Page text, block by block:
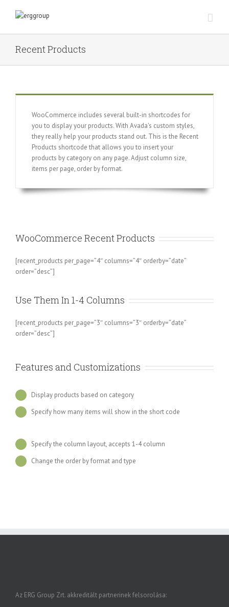
Recent Products
WooCommerce includes several built-in shortcodes for
you to display your products. With Avada's custom styles,
they really help your products stand out. This is the Recent
Products shortcode that allows you to insert your
products by category on any page. Adjust column size,
items per page, order by format.
WooCommerce Recent Products
[recent_products per_page=”4″ columns=”4″ orderby=”date”
order=”desc”]
Use Them In 1-4 Columns
[recent_products per_page=”3″ columns=”3″ orderby=”date”
order=”desc”]
Features and Customizations
Display products based on category
Specify how many items will show in the short code
Specify the column layout, accepts 1-4 column
Change the order by format and type
Az ERG Group Zrt. akkreditált partnerinek felsorolása: